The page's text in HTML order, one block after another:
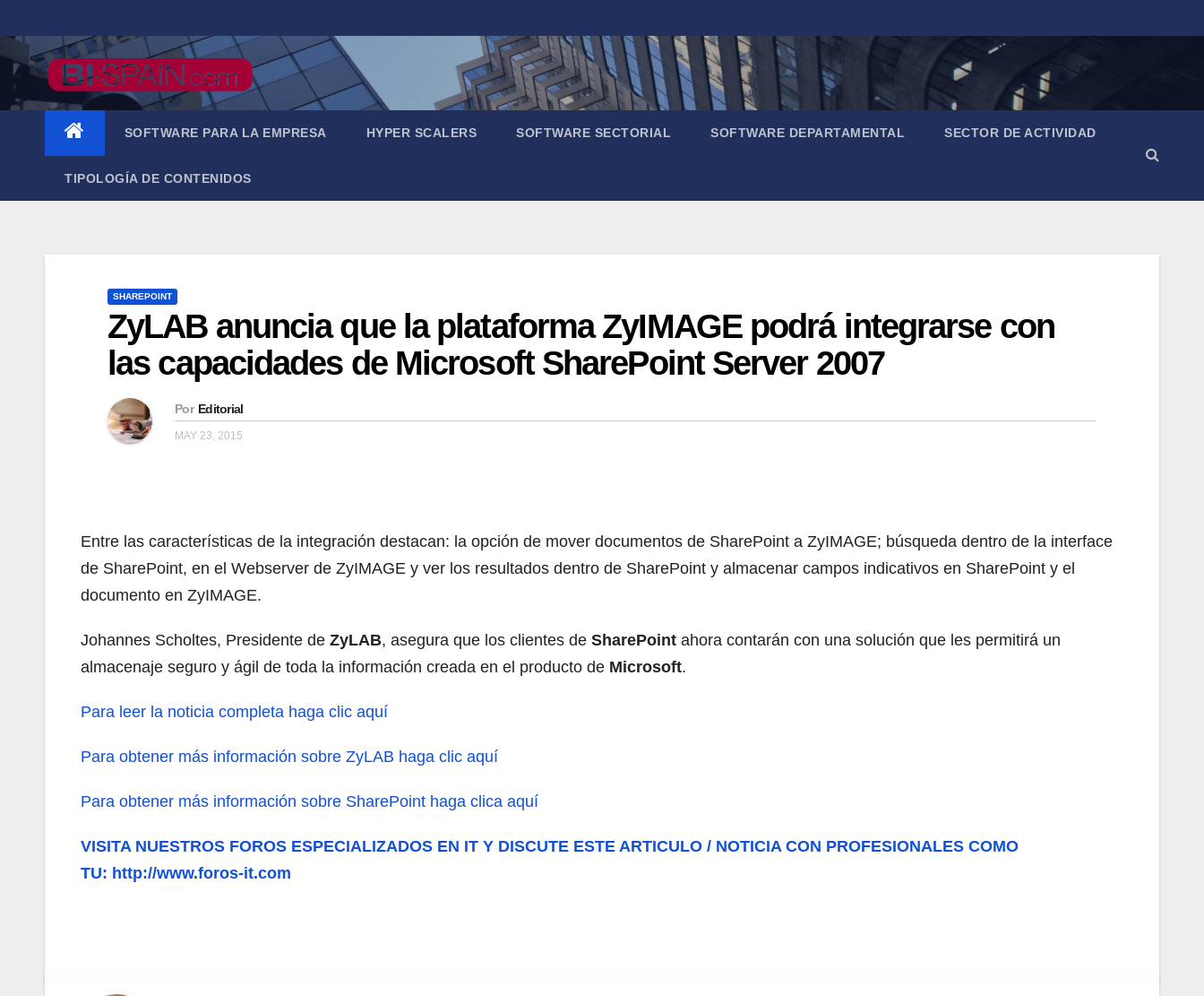
al
contenido
SOFTWARE PARA LA EMPRESA HYPER SCALERS SOFTWARE SECTORIAL SOFTWARE DEPARTAMENTAL SECTOR DE ACTIVIDAD
TIPOLOGÍA DE CONTENIDOS
SHAREPOINT
ZyLAB anuncia que la plataforma ZyIMAGE podrá integrarse con
las capacidades de Microsoft SharePoint Server 2007
Por Editorial
MAY 23, 2015
Entre las características de la integración destacan: la opción de mover documentos de SharePoint a ZyIMAGE; búsqueda dentro de la interface
de SharePoint, en el Webserver de ZyIMAGE y ver los resultados dentro de SharePoint y almacenar campos indicativos en SharePoint y el
documento en ZyIMAGE.
Johannes Scholtes, Presidente de ZyLAB, asegura que los clientes de SharePoint ahora contarán con una solución que les permitirá un
almacenaje seguro y ágil de toda la información creada en el producto de Microsoft.
Para leer la noticia completa haga clic aquí
Para obtener más información sobre ZyLAB haga clic aquí
Para obtener más información sobre SharePoint haga clica aquí
VISITA NUESTROS FOROS ESPECIALIZADOS EN IT Y DISCUTE ESTE ARTICULO / NOTICIA CON PROFESIONALES COMO
TU: http://www.foros-it.com